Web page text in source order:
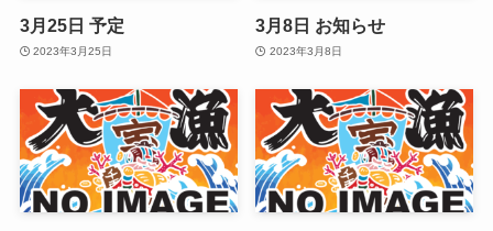
3月25日 予定
2023年3月25日
3月8日 お知らせ
2023年3月8日